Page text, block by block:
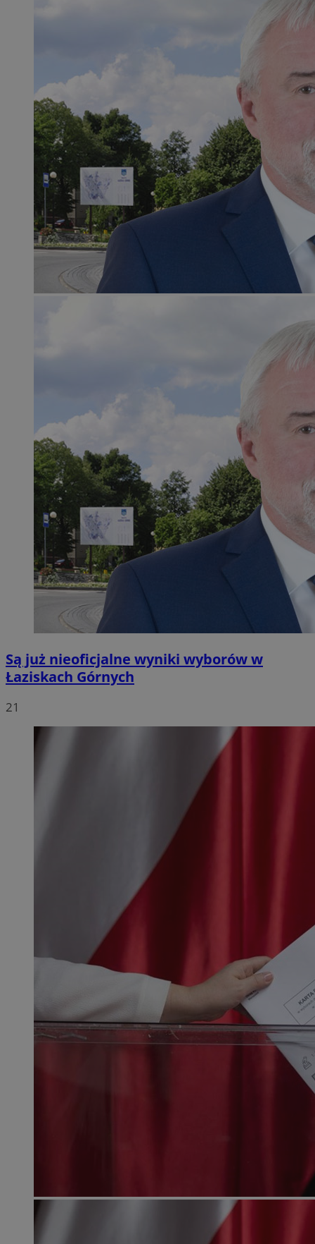
Są już nieoficjalne wyniki wyborów w
Łaziskach Górnych
21